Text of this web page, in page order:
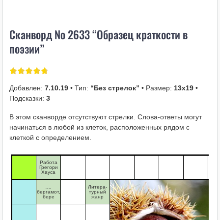
i
Сканворд № 2633 “Образец краткости в
поэзии”
Добавлен: 7.10.19• Тип: “Без стрелок” • Размер: 13х19•
Подсказки: 3
В этом сканворде отсутствуют стрелки. Слова-ответы могут
начинаться в любой из клеток, расположенных рядом с
клеткой с определением.
Работа
Грегори
Хауса
бергамот,
бере
Литера-
турный
жанр